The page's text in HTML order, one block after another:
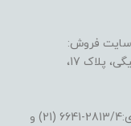
سایت فروش:
پلاک 17،
تلفن های تماس پشتیبانی سایت و دفتر مرکزی:2813/4-6641 (21) و